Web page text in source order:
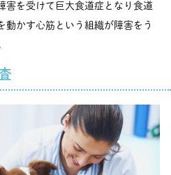
害を受けて巨大食道症となり食道
動かす心筋という組織が障害をう